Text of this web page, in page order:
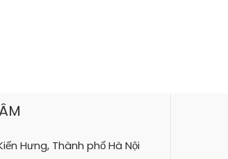
Hưng, Thành phố Hà Nội